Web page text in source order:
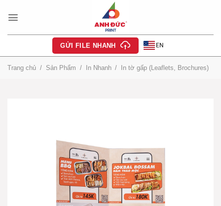
qua
GỬI FILE NHANH EN
Trang chủ / Sản Phẩm / In Nhanh / In tờ gấp (Leaflets, Brochures)